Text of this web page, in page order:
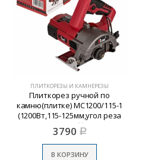
ПЛИТКОРЕЗЫ И КАМНЕРЕЗЫ
Плиткорез ручной по
камню(плитке) MC1200/115-1
(1200Вт,115-125мм,угол реза
45″/90″) №1
3790 Р
В КОРЗИНУ